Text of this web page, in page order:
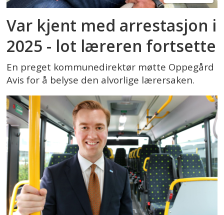
Var kjent med arrestasjon i
2025 - lot læreren fortsette
En preget kommunedirektør møtte Oppegård
Avis for å belyse den alvorlige lærersaken.